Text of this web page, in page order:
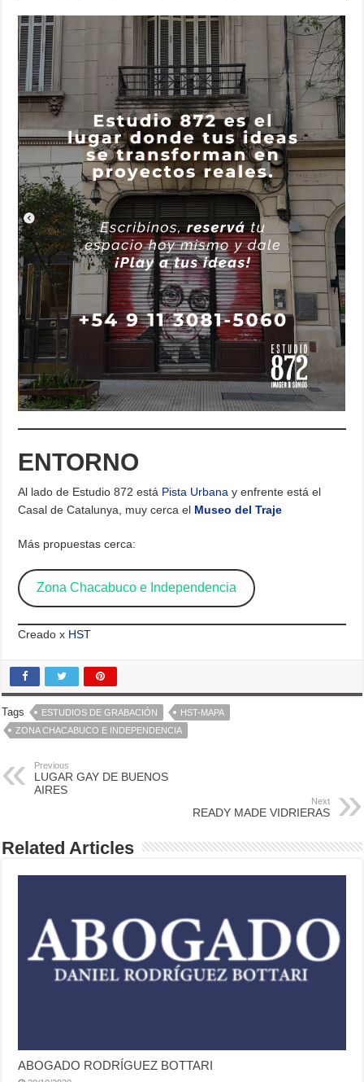
ENTORNO
Al lado de Estudio 872 está Pista Urbana y enfrente está el
Casal de Catalunya, muy cerca el Museo del Traje
Más propuestas cerca:
Zona Chacabuco e Independencia
Creado x HST
Tags ESTUDIOS DE GRABACIÓN
HST-MAPA
ZONA CHACABUCO E INDEPENDENCIA
Previous
LUGAR GAY DE BUENOS
AIRES
Next
READY MADE VIDRIERAS
Related Articles
ABOGADO RODRÍGUEZ BOTTARI